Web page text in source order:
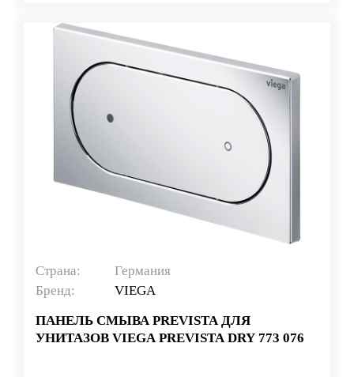
Страна:
Германия
Бренд:
VIEGA
ПАНЕЛЬ СМЫВА PREVISTA ДЛЯ
УНИТАЗОВ VIEGA PREVISTA DRY 773 076